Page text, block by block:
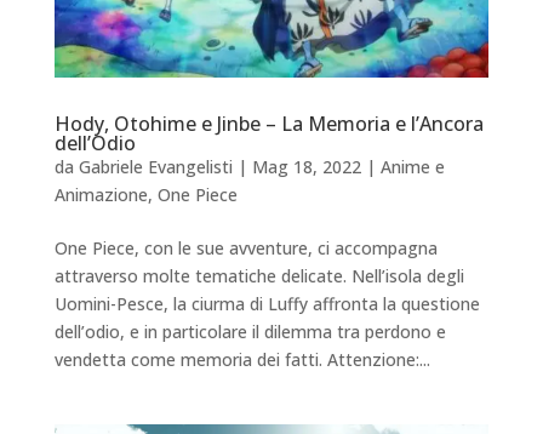
Hody, Otohime e Jinbe – La Memoria e l’Ancora
dell’Odio
da Gabriele Evangelisti | Mag 18, 2022| Anime e
Animazione, One Piece
One Piece, con le sue avventure, ci accompagna
attraverso molte tematiche delicate. Nell’isola degli
Uomini-Pesce, la ciurma di Luffy affronta la questione
dell’odio, e in particolare il dilemma tra perdono e
vendetta come memoria dei fatti. Attenzione:...